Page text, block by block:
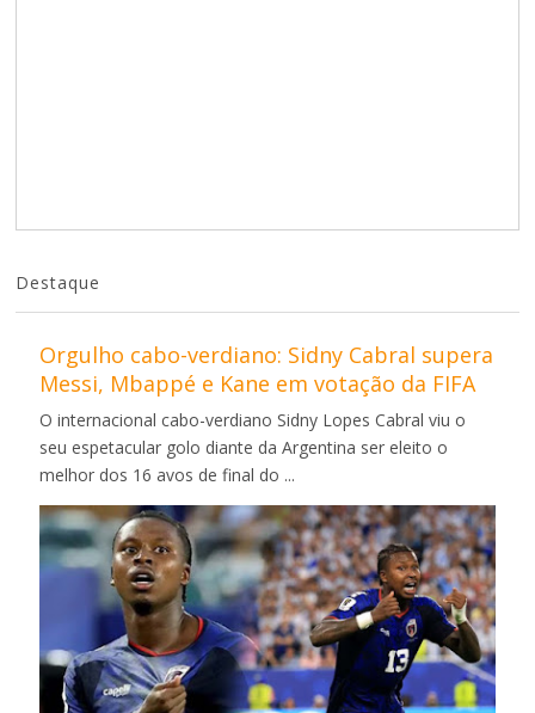
Destaque
Orgulho cabo-verdiano: Sidny Cabral supera
Messi, Mbappé e Kane em votação da FIFA
O internacional cabo-verdiano Sidny Lopes Cabral viu o
seu espetacular golo diante da Argentina ser eleito o
melhor dos 16 avos de final do ...